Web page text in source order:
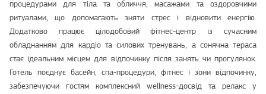
процедурами для тіла та обличчя, масажами та оздоровчими
ритуалами, що допомагають зняти стрес і відновити енергію.
Додатково працює цілодобовий фітнес-центр із сучасним
обладнанням для кардіо та силових тренувань, а сонячна тераса
стає ідеальним місцем для відпочинку після занять чи прогулянок.
Готель поєднує басейн, спа-процедури, фітнес і зони відпочинку,
забезпечуючи гостям комплексний wellness-досвід та релакс у